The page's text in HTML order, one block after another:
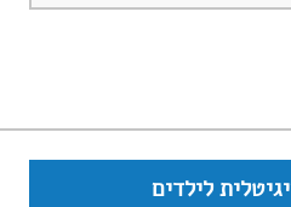
לילדים